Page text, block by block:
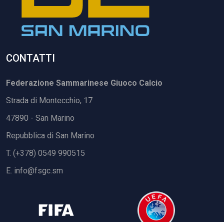
CONTATTI
Federazione Sammarinese Giuoco Calcio
Strada di Montecchio, 17
47890 - San Marino
Repubblica di San Marino
T. (+378) 0549 990515
E. info@fsgc.sm